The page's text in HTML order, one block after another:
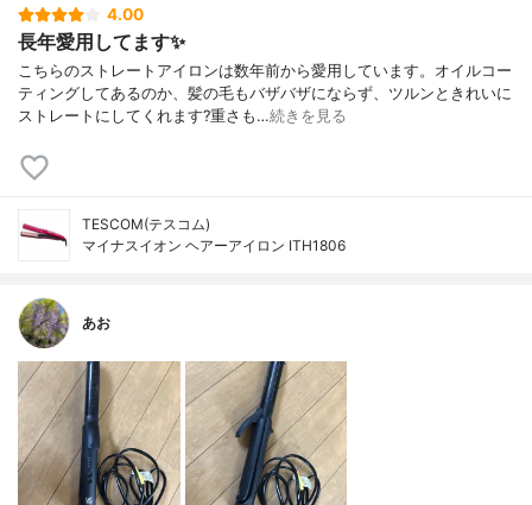
4.00
長年愛用してます✨
こちらのストレートアイロンは数年前から愛用しています。オイルコー
ティングしてあるのか、髪の毛もバザバザにならず、ツルンときれいに
ストレートにしてくれます?重さも…続きを見る
TESCOM(テスコム)
マイナスイオン ヘアーアイロン ITH1806
あお